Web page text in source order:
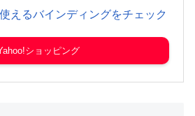
えるバインディングをチェック
ショッピング